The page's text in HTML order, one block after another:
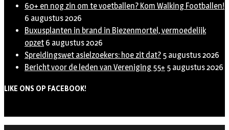
60+ en nog zin om te voetballen? Kom Walking Footballen!
6 augustus 2026
Buxusplanten in brand in Biezenmortel, vermoedelijk
opzet 6 augustus 2026
Spreidingswet asielzoekers: hoe zit dat? 5 augustus 2026
Bericht voor de leden van Vereniging 55+ 5 augustus 2026
LIKE ONS OP FACEBOOK!